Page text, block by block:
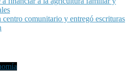
comunitario y entregó escrituras